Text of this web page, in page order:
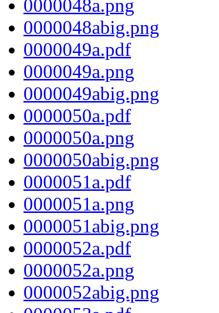
0000048a.png
0000048abig.png
0000049a.pdf
0000049a.png
0000049abig.png
0000050a.pdf
0000050a.png
0000050abig.png
0000051a.pdf
0000051a.png
0000051abig.png
0000052a.pdf
0000052a.png
0000052abig.png